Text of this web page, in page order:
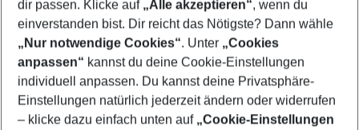
Footer
Footer navigation
Über uns
AGB
dir passen. Klicke auf „Alle akzeptieren“, wenn du
einverstanden bist. Dir reicht das Nötigste? Dann wähle
„Nur notwendige Cookies“. Unter „Cookies
anpassen“ kannst du deine Cookie-Einstellungen
individuell anpassen. Du kannst deine Privatsphäre-
Einstellungen natürlich jederzeit ändern oder widerrufen
– klicke dazu einfach unten auf „Cookie-Einstellungen